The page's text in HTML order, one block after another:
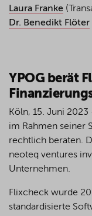
Laura Franke
Dr. Benedikt Flöter
YPOG berät
Köln, 15. Juni
im Rahmen seiner
rechtlich beraten.
neoteq ventures
Unternehmen.
Flixcheck wurde
standardisierte